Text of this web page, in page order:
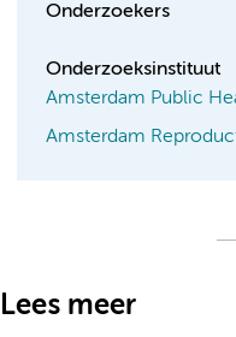
Onderzoekers
Onderzoeksinstituut
Amsterdam Public
Amsterdam
Lees meer